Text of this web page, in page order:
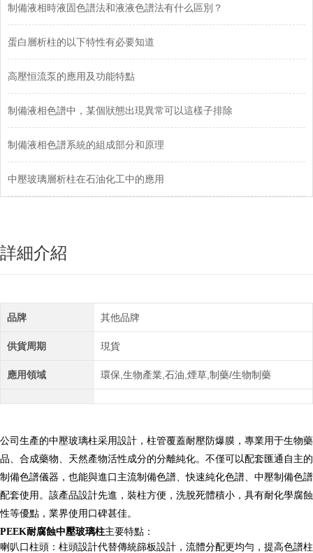
制備液相時液固色譜法和液液色譜法有什么區別？
蛋白層析柱的以下特性有必要知道
高壓恒流泵的應用及功能特點
制備液相色譜中，某個狀態出現異常可以這樣子排除
制備液相色譜系統的組成部分和原理
中壓玻璃層析柱在石油化工中的應用
詳細介紹
品牌 其他品牌
供貨周期 現貨
應用領域 環保,生物產業,石油,煙草,制藥/生物制藥
公司生產的中壓玻璃柱采用設計，柱管覆蓋耐壓防爆膜，專業用于生物藥
品、合成藥物、天然產物活性成分的分離純化。不僅可以配套匯通自主的
制備色譜儀器，也能與進口主流制備色譜、快速純化色譜、中壓制備色譜
配套使用。該產品設計先進，裝柱方便，洗脫死體積小，具有耐化學腐蝕
性等優點，業界使用口碑甚佳。
PEEK耐腐蝕中壓玻璃柱主要特點：
喇叭口柱頭：柱頭設計代替傳統篩板設計，流體分配更均勻，提高色譜柱